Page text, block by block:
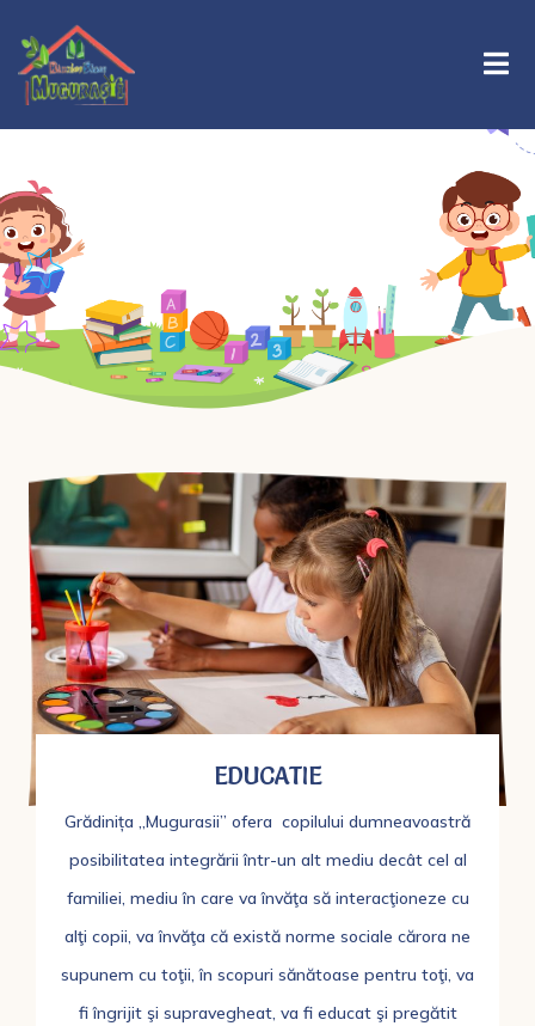
EDUCATIE
Grădinița „Mugurasii” ofera copilului dumneavoastră
posibilitatea integrării într-un alt mediu decât cel al
familiei, mediu în care va învăţa să interacţioneze cu
alţi copii, va învăţa că există norme sociale cărora ne
supunem cu toţii, în scopuri sănătoase pentru toţi, va
fi îngrijit şi supravegheat, va fi educat şi pregătit